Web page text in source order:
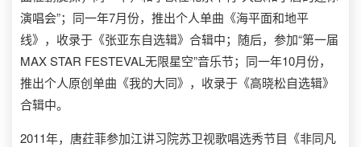
演唱会”；同一年7月份，推出个人单曲《海平面和地平
线》，收录于《张亚东自选辑》合辑中；随后，参加“第一届
MAX STAR FESTEVAL无限星空”音乐节；同一年10月份，
推出个人原创单曲《我的大同》，收录于《高晓松自选辑》
合辑中。
2011年，唐荭菲参加江讲习院苏卫视歌唱选秀节目《非同凡